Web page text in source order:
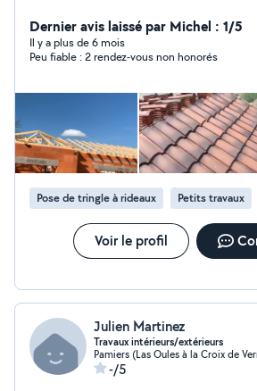
une urgence ou un projet de
tout. Pourquoi me choisir ? Polyvalence : Un seul
interlocuteur pour tous vos besoins
etc.). Simplicité : Un seul devis, un
complication. Propreté : Un
chaque jour. Sérieux : Travail de
délais. Vous avez le projet, j'ai les
moi dès aujourd'hui ! Demandez
rapide : Secteur : Ariège et alentours Disponibilité : Tes
jours/horaires
Dernier avis laissé par Michel : 1/5
Il y a plus de 6 mois
Peu fiable : 2 rendez-vous non honorés
Pose de tringle à rideaux Petits travaux
Voir le profil
Julien Martinez
Travaux intérieurs/extérieurs
Pamiers (Las Oules à la Croix de
-/5